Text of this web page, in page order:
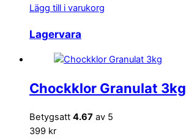
Lägg till i varukorg
Lagervara
Chockklor Granulat 3kg
Betygsatt 4.67 av 5
399 kr